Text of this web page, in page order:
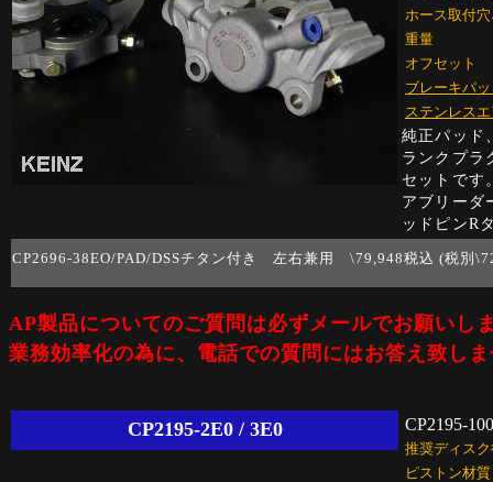
ホース取付
重量
オフセット
ブレーキパ
ステンレス
純正パッド
ランクプラ
セットです
アブリーダ
ッドピンR
CP2696-38EO/PAD/DSSチタン付き 左右兼用 \79,948税込 (税別
AP製品についてのご質問は必ずメールでお願いし
業務効率化の為に、電話での質問にはお答え致し
CP2195-2E0 / 3E0 CP2195-
推奨ディス
ピストン材質